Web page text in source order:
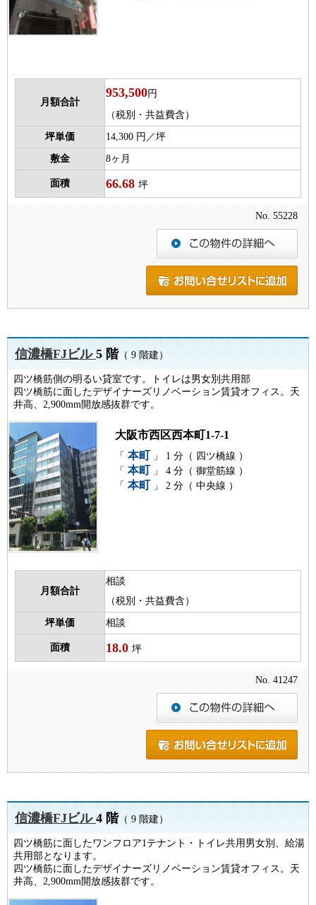
月額合計
953,500円
（税別・共益費含）
坪単価 14,300 円／坪
敷金 8ヶ月
面積 66.68 坪
No. 55228
信濃橋FJビル5 階（ 9 階建）
四ツ橋筋側の明るい貸室です。トイレは男女別共用部
四ツ橋筋に面したデザイナーズリノベーション賃貸オフィス。天
井高、2,900mm開放感抜群です。
大阪市西区西本町1-7-1
「 本町 」 1 分（ 四ツ橋線 ）
「 本町 」 4 分（ 御堂筋線 ）
「 本町 」 2 分（ 中央線 ）
月額合計
相談
（税別・共益費含）
坪単価 相談
面積 18.0 坪
No. 41247
信濃橋FJビル4 階（ 9 階建）
四ツ橋筋に面したワンフロア1テナント・トイレ共用男女別、給湯
共用部となります。
四ツ橋筋に面したデザイナーズリノベーション賃貸オフィス。天
井高、2,900mm開放感抜群です。